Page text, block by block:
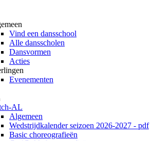
Vind een dansschool
Alle dansscholen
Dansvormen
Acties
Evenementen
AL
Algemeen
Wedstrijdkalender seizoen 2026-2027 - pdf
Basic choreografieën